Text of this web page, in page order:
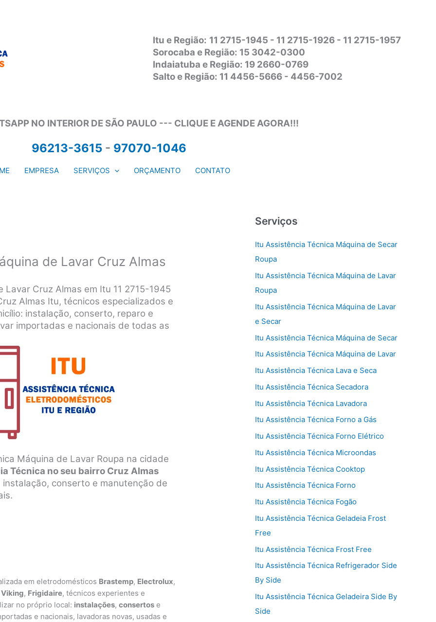
Itu e Região: 11 2715-1945 - 11 2715-1926 - 11 2715-1957
Sorocaba e Região: 15 3042-0300
Indaiatuba e Região: 19 2660-0769
Salto e Região: 11 4456-5666 - 4456-7002
NO INTERIOR DE SÃO PAULO --- CLIQUE E AGENDE AGORA!!!
96213-3615 - 97070-1046
EMPRESA SERVIÇOS ORÇAMENTO CONTATO
de Lavar Cruz Almas
Cruz Almas em Itu 11 2715-1945
Almas Itu, técnicos especializados e
instalação, conserto, reparo e
importadas e nacionais de todas as
Máquina de Lavar Roupa na cidade
Técnica no seu bairro Cruz Almas
conserto e manutenção de
em eletrodomésticos Brastemp, Electrolux,
Viking, Frigidaire, técnicos experientes e
no próprio local: instalações,consertos e
e nacionais, lavadoras novas, usadas e
Serviços
Itu Assistência Técnica Máquina de Secar
Roupa
Itu Assistência Técnica Máquina de Lavar
Roupa
Itu Assistência Técnica Máquina de Lavar
e Secar
Itu Assistência Técnica Máquina de Secar
Itu Assistência Técnica Máquina de Lavar
Itu Assistência Técnica Lava e Seca
Itu Assistência Técnica Secadora
Itu Assistência Técnica Lavadora
Itu Assistência Técnica Forno a Gás
Itu Assistência Técnica Forno Elétrico
Itu Assistência Técnica Microondas
Itu Assistência Técnica Cooktop
Itu Assistência Técnica Forno
Itu Assistência Técnica Fogão
Itu Assistência Técnica Geladeia Frost
Free
Itu Assistência Técnica Frost Free
Itu Assistência Técnica Refrigerador Side
By Side
Itu Assistência Técnica Geladeira Side By
Side